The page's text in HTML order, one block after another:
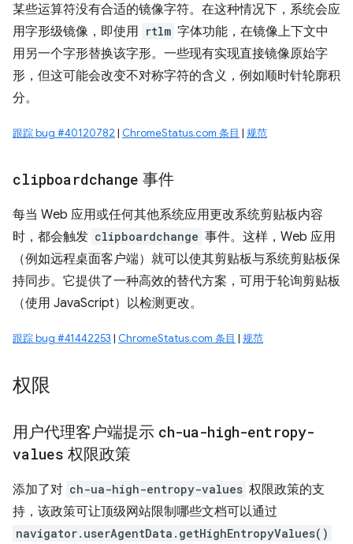
某些运算符没有合适的镜像字符。在这种情况下，系统会应
用字形级镜像，即使用 rtlm 字体功能，在镜像上下文中
用另一个字形替换该字形。一些现有实现直接镜像原始字
形，但这可能会改变不对称字符的含义，例如顺时针轮廓积
分。
跟踪 bug #40120782 | ChromeStatus.com 条目 | 规范
clipboardchange 事件
每当 Web 应用或任何其他系统应用更改系统剪贴板内容
时，都会触发 clipboardchange 事件。这样，Web 应用
（例如远程桌面客户端）就可以使其剪贴板与系统剪贴板保
持同步。它提供了一种高效的替代方案，可用于轮询剪贴板
（使用 JavaScript）以检测更改。
跟踪 bug #41442253 | ChromeStatus.com 条目 | 规范
权限
用户代理客户端提示 ch-ua-high-entropy-
values 权限政策
添加了对 ch-ua-high-entropy-values 权限政策的支
持，该政策可让顶级网站限制哪些文档可以通过
navigator.userAgentData.getHighEntropyValues()